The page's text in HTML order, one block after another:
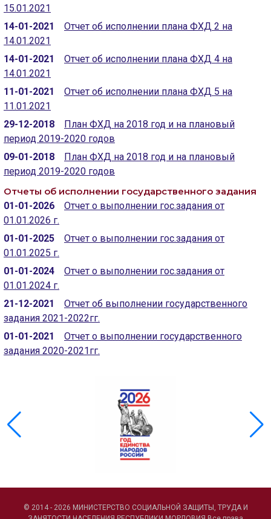
15.01.2021
14-01-2021
Отчет об исполнении плана ФХД 2 на
14.01.2021
14-01-2021
Отчет об исполнении плана ФХД 4 на
14.01.2021
11-01-2021
Отчет об исполнении плана ФХД 5 на
11.01.2021
29-12-2018
План ФХД на 2018 год и на плановый
период 2019-2020 годов
09-01-2018
План ФХД на 2018 год и на плановый
период 2019-2020 годов
Отчеты об исполнении государственного задания
01-01-2026
Отчет о выполнении гос.задания от
01.01.2026 г.
01-01-2025
Отчет о выполнении гос.задания от
01.01.2025 г.
01-01-2024
Отчет о выполнении гос.задания от
01.01.2024 г.
21-12-2021
Отчет об выполнении государственного
задания 2021-2022гг.
01-01-2021
Отчет о выполнении государственного
задания 2020-2021гг.
© 2014 - 2026 МИНИСТЕРСТВО СОЦИАЛЬНОЙ ЗАЩИТЫ, ТРУДА И